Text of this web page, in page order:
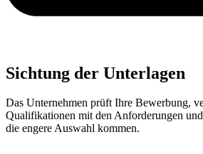
Sichtung der Unterlagen
Das Unternehmen prüft Ihre Bewerbung,
Qualifikationen mit den Anforderungen
die engere Auswahl kommen.